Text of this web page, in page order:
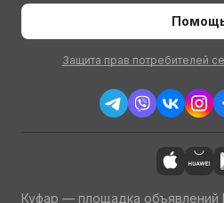
Защита прав потребителей
Куфар — площадка